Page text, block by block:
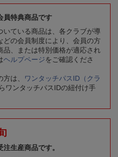
員特典商品です
いている商品は、各クラブが導
どの会員制度により、会員の方
品、または特別価格が適応され
ヘルプページをご確認くださ
は、
ワンタッチパスID（クラ
ワンタッチパスIDの紐付け手
生産商品です。